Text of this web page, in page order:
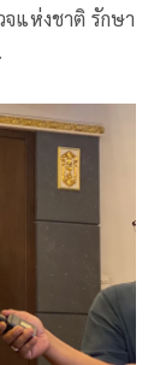
แห่งชาติ รักษา
จหน้าที่ความ